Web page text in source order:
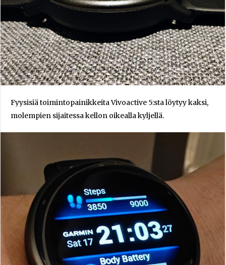
Fyysisiä toimintopainikkeita Vivoactive 5:sta löytyy kaksi,
molempien sijaitessa kellon oikealla kyljellä.